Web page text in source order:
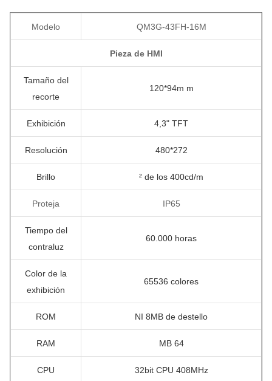
Modelo QM3G-43FH-16M
Pieza de HMI
Tamaño del
recorte
120*94m m
Exhibición 4,3" TFT
Resolución 480*272
Brillo ² de los 400cd/m
Proteja IP65
Tiempo del
contraluz
60.000 horas
Color de la
exhibición
65536 colores
ROM NI 8MB de destello
RAM MB 64
CPU 32bit CPU 408MHz